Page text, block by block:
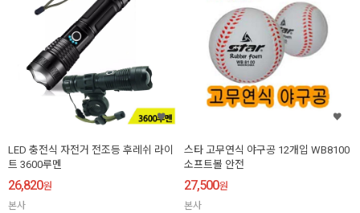
LED 충전식 자전거 전조등 후레쉬 라이
트 3600루멘
26,820원
본사
스타 고무연식 야구공 12개입 WB8100
소프트볼 안전
27,500원
본사